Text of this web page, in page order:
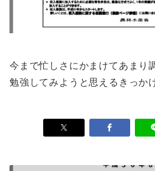
今まで忙しさにかまけてあまり
勉強してみようと思えるきっか